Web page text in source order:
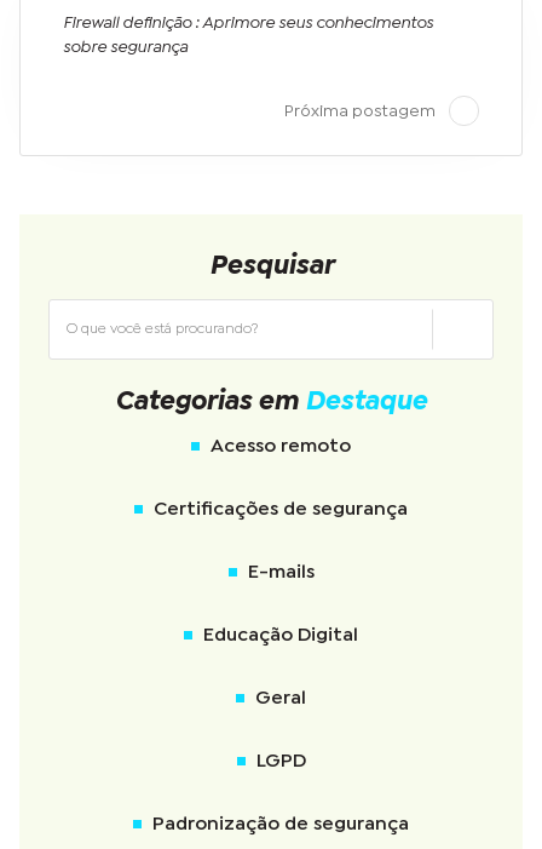
Firewall definição : Aprimore seus conhecimentos
sobre segurança
Próxima postagem
Pesquisar
Categorias em Destaque
Acesso remoto
Certificações de segurança
E-mails
Educação Digital
Geral
LGPD
Padronização de segurança